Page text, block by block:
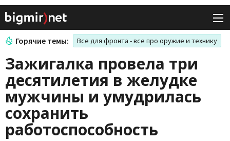
Горячие темы: Все для фронта - все про оружие и технику
Зажигалка провела три
десятилетия в желудке
мужчины и умудрилась
сохранить
работоспособность